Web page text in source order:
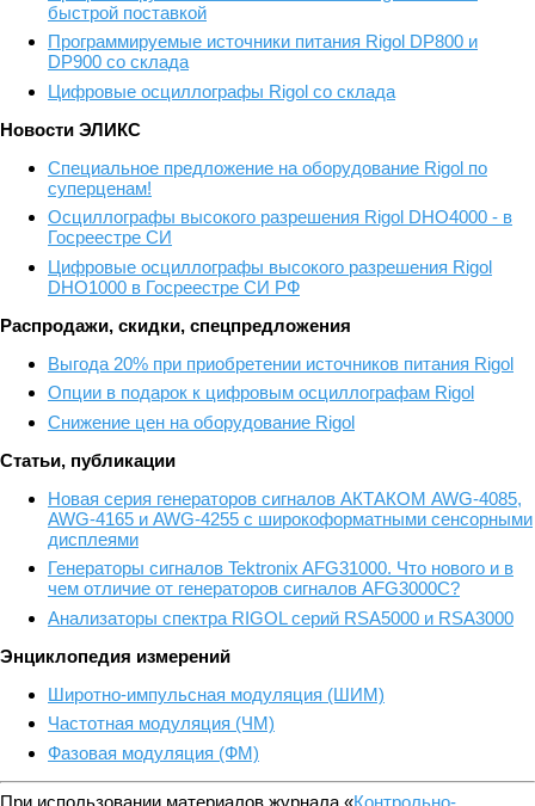
быстрой поставкой
Программируемые источники питания Rigol DP800 и
DP900 со склада
Цифровые осциллографы Rigol со склада
Новости ЭЛИКС
Cпециальное предложение на оборудование Rigol по
суперценам!
Осциллографы высокого разрешения Rigol DHO4000 - в
Госреестре СИ
Цифровые осциллографы высокого разрешения Rigol
DHO1000 в Госреестре СИ РФ
Распродажи, скидки, спецпредложения
Выгода 20% при приобретении источников питания Rigol
Опции в подарок к цифровым осциллографам Rigol
Снижение цен на оборудование Rigol
Статьи, публикации
Новая серия генераторов сигналов АКТАКОМ AWG-4085,
AWG-4165 и AWG-4255 с широкоформатными сенсорными
дисплеями
Генераторы сигналов Tektronix AFG31000. Что нового и в
чем отличие от генераторов сигналов AFG3000C?
Анализаторы спектра RIGOL серий RSA5000 и RSA3000
Энциклопедия измерений
Широтно-импульсная модуляция (ШИМ)
Частотная модуляция (ЧМ)
Фазовая модуляция (ФМ)
При использовании материалов журнала «Контрольно-